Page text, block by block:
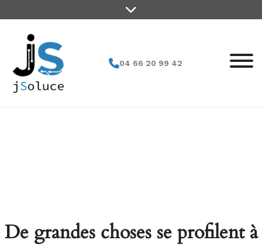
to
content
04 66 20 99 42
De grandes choses se profilent à